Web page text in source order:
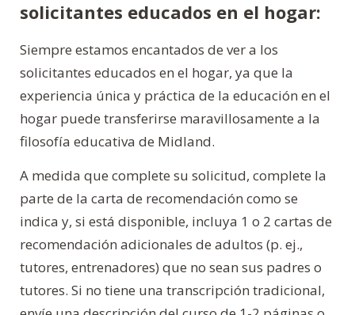
solicitantes educados en el hogar:
Siempre estamos encantados de ver a los
solicitantes educados en el hogar, ya que la
experiencia única y práctica de la educación en el
hogar puede transferirse maravillosamente a la
filosofía educativa de Midland.
A medida que complete su solicitud, complete la
parte de la carta de recomendación como se
indica y, si está disponible, incluya 1 o 2 cartas de
recomendación adicionales de adultos (p. ej.,
tutores, entrenadores) que no sean sus padres o
tutores. Si no tiene una transcripción tradicional,